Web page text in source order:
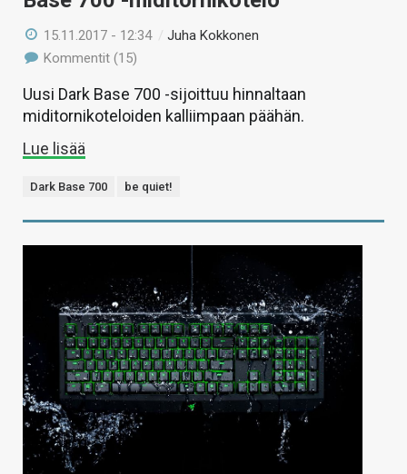
15.11.2017 - 12:34 /Juha Kokkonen
Kommentit (15)
Uusi Dark Base 700 -sijoittuu hinnaltaan
miditornikoteloiden kalliimpaan päähän.
Lue lisää
Dark Base 700 be quiet!